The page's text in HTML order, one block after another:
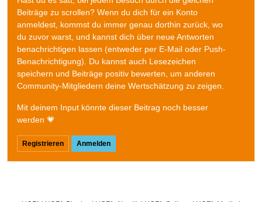
Beiträge zu scrollen? Wenn du dich für ein Konto
anmeldest, kommst du immer genau dorthin zurück, wo
du zuvor warst, und kannst dich über neue Antworten
benachrichtigen lassen (entweder per E-Mail oder Push-
Benachrichtigung). Du kannst auch Lesezeichen
speichern und Beiträge positiv bewerten, um anderen
Community-Mitgliedern deine Wertschätzung zu zeigen.
Mit deinem Input könnte dieser Beitrag noch besser
werden 💗
Registrieren Anmelden